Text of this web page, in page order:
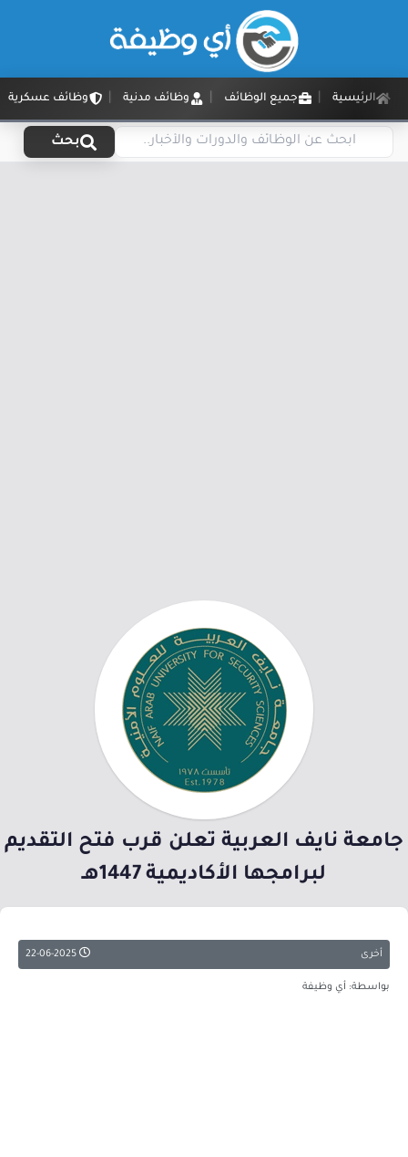
الرئيسية جميع الوظائف وظائف مدنية وظائف عسكرية
بحث
جامعة نايف العربية تعلن قرب فتح التقديم
لبرامجها الأكاديمية 1447هـ
أخرى
بواسطة: أي وظيفة